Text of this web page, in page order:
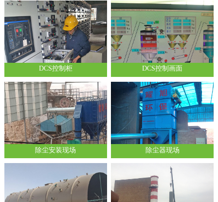
DCS控制柜 DCS控制画面
除尘安装现场 除尘器现场